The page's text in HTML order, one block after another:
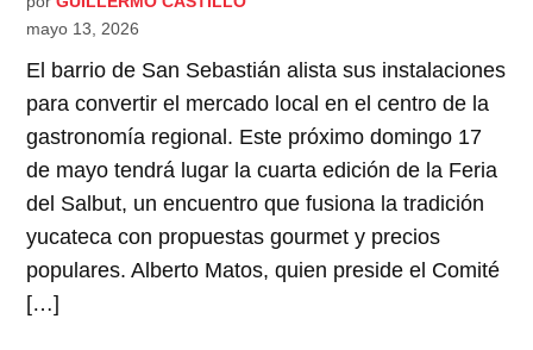
mayo 13, 2026
El barrio de San Sebastián alista sus instalaciones
para convertir el mercado local en el centro de la
gastronomía regional. Este próximo domingo 17
de mayo tendrá lugar la cuarta edición de la Feria
del Salbut, un encuentro que fusiona la tradición
yucateca con propuestas gourmet y precios
populares. Alberto Matos, quien preside el Comité
[…]